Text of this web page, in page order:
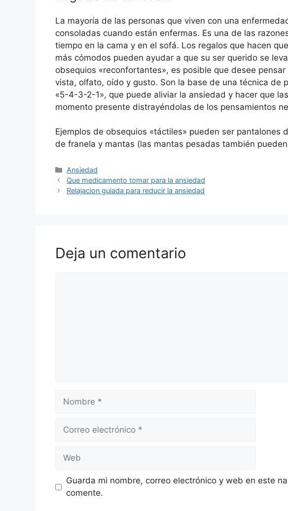
La mayoría de las personas que viven con una
consoladas cuando están enfermas. Es una de las
tiempo en la cama y en el sofá. Los regalos que hacen
más cómodos pueden ayudar a que su ser querido se
obsequios «reconfortantes», es posible que desee
vista, olfato, oído y gusto. Son la base de una técnica de
«5-4-3-2-1», que puede aliviar la ansiedad y hacer que
momento presente distrayéndolas de los pensamientos
Ejemplos de obsequios «táctiles» pueden ser pantalones
de franela y mantas (las mantas pesadas también
Categorías
Ansiedad
Que medicamento tomar para la ansiedad
Relajacion guiada para reducir la ansiedad
Deja un comentario
Nombre
Correo
Web
Guarda mi nombre, correo electrónico y web en este
comente.